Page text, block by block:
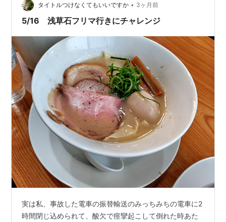
タイトルつけなくてもいいですか • 3ヶ月前
5/16 浅草石フリマ行きにチャレンジ
実は私、事故した電車の振替輸送のみっちみちの電車に2
時間閉じ込められて、酸欠で痙攣起こして倒れた時あた